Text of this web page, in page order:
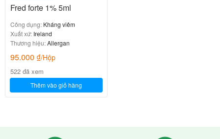
Fred forte 1% 5ml
Công dụng: Kháng viêm
Xuất xứ: Ireland
Thương hiệu:Allergan
95.000 ₫/Hộp
522 đã xem
Thêm vào giỏ hàng